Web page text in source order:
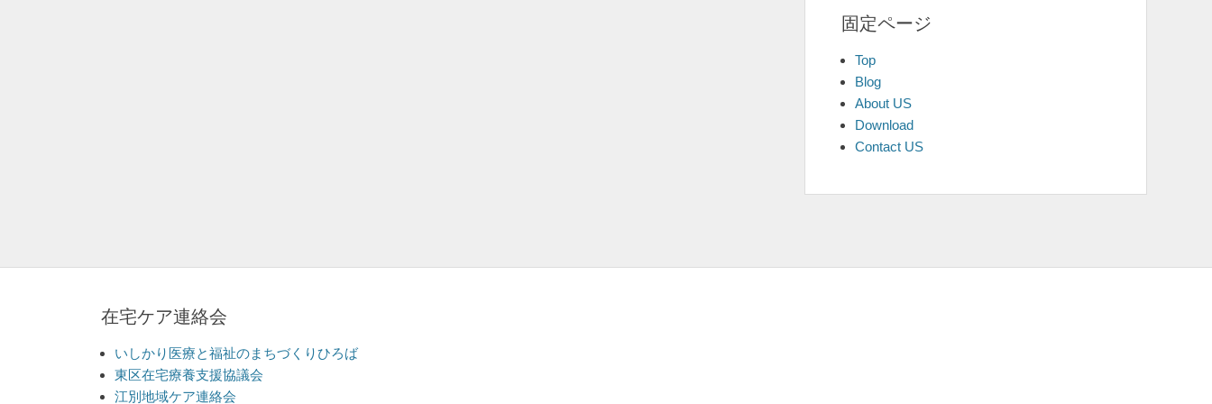
固定ページ
Top
Blog
About US
Download
Contact US
在宅ケア連絡会
いしかり医療と福祉のまちづくりひろば
東区在宅療養支援協議会
江別地域ケア連絡会